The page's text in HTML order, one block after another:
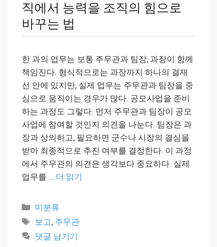
직에서 능력을 조직의 힘으로
바꾸는 법
한 과의 업무는 보통 주무관과 팀장, 과장이 함께
책임진다. 형식적으로는 과장까지 하나의 결재
선 안에 있지만, 실제 업무는 주무관과 팀장을 중
심으로 움직이는 경우가 많다. 공모사업을 준비
하는 과정도 그렇다. 먼저 주무관과 팀장이 공모
사업에 참여할 것인지 의견을 나눈다. 팀장은 과
장과 상의하고, 필요하면 군수나 시장의 결심을
받아 최종적으로 추진 여부를 결정한다. 이 과정
에서 주무관의 의견은 생각보다 중요하다. 실제
업무를 … 더 읽기
카
테
리
미분류
태
그
보고, 주무관
댓글 남기기